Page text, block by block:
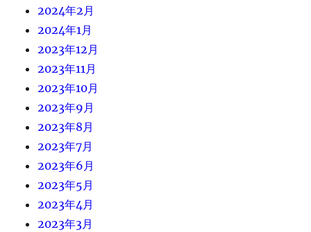
2024年2月
2024年1月
2023年12月
2023年11月
2023年10月
2023年9月
2023年8月
2023年7月
2023年6月
2023年5月
2023年4月
2023年3月